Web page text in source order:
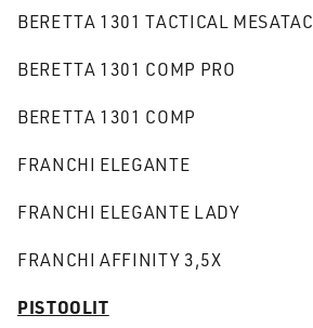
BERETTA 1301 TACTICAL MESATAC
BERETTA 1301 COMP PRO
BERETTA 1301 COMP
FRANCHI ELEGANTE
FRANCHI ELEGANTE LADY
FRANCHI AFFINITY 3,5X
PISTOOLIT